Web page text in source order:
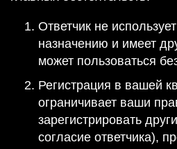
Ответчик не
назначению и имеет
может пользоваться
Регистрация в вашей
ограничивает ваши
зарегистрировать
согласие ответчика),